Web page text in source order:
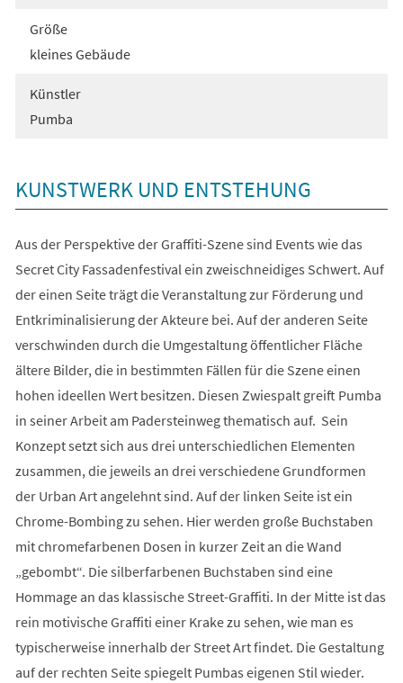
Größe
kleines Gebäude
Künstler
Pumba
KUNSTWERK UND ENTSTEHUNG
Aus der Perspektive der Graffiti-Szene sind Events wie das
Secret City Fassadenfestival ein zweischneidiges Schwert. Auf
der einen Seite trägt die Veranstaltung zur Förderung und
Entkriminalisierung der Akteure bei. Auf der anderen Seite
verschwinden durch die Umgestaltung öffentlicher Fläche
ältere Bilder, die in bestimmten Fällen für die Szene einen
hohen ideellen Wert besitzen. Diesen Zwiespalt greift Pumba
in seiner Arbeit am Padersteinweg thematisch auf. Sein
Konzept setzt sich aus drei unterschiedlichen Elementen
zusammen, die jeweils an drei verschiedene Grundformen
der Urban Art angelehnt sind. Auf der linken Seite ist ein
Chrome-Bombing zu sehen. Hier werden große Buchstaben
mit chromefarbenen Dosen in kurzer Zeit an die Wand
„gebombt“. Die silberfarbenen Buchstaben sind eine
Hommage an das klassische Street-Graffiti. In der Mitte ist das
rein motivische Graffiti einer Krake zu sehen, wie man es
typischerweise innerhalb der Street Art findet. Die Gestaltung
auf der rechten Seite spiegelt Pumbas eigenen Stil wieder.